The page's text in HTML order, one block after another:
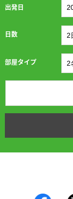
出発日
日数
部屋タイプ